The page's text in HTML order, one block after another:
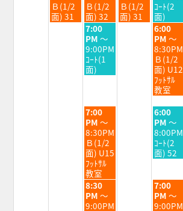
8
月
25th
Ｂ(1/2
面) 31
8
月
26th
2026
Ｂ(1/2
面) 32
8
月
27th
Ｂ(1/2
面) 31
8
月
28th
2026
ｺｰﾄ(2
面)
水
曜
日,
8
月
26th
7:00
PM ～
9:00PM
ｺｰﾄ(1
面)
金
曜
日,
8
月
28th
2026
6:00
PM ～
8:30PM
Ｂ(1/2
面) U12
ﾌｯﾄｻﾙ
教室
水
曜
日,
8
月
26th
2026
7:00
PM ～
8:30PM
Ｂ(1/2
面) U15
ﾌｯﾄｻﾙ
教室
金
曜
日,
8
月
28th
6:00
PM ～
8:00PM
ｺｰﾄ(2
面) 52
水
曜
日,
8:30
PM ～
9:00PM
金
曜
日,
7:00
PM ～
9:00PM